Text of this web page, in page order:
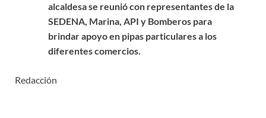
alcaldesa se reunió con representantes de la
SEDENA, Marina, API y Bomberos para
brindarapoyo en pipas particulares a los
diferentes comercios.
Redacción